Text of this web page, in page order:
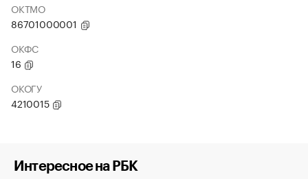
ОКТМО
86701000001
ОКФС
16
ОКОГУ
4210015
Интересное на РБК